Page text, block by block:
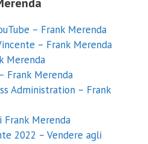
– Frank Merenda
– Frank Merenda
Merenda
Frank Merenda
Administration – Frank
Merenda
2022 – Vendere agli